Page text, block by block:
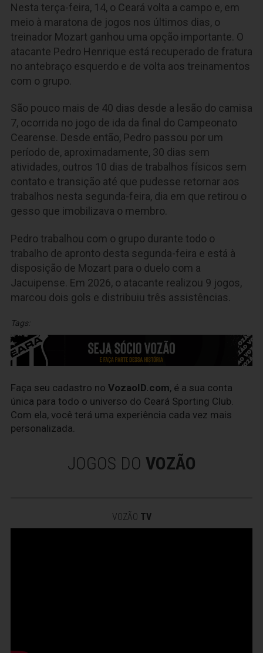
Nesta terça-feira, 14, o Ceará volta a campo e, em
meio à maratona de jogos nos últimos dias, o
treinador Mozart ganhou uma opção importante. O
atacante Pedro Henrique está recuperado de fratura
no antebraço esquerdo e de volta aos treinamentos
com o grupo.
São pouco mais de 40 dias desde a lesão do camisa
7, ocorrida no jogo de ida da final do Campeonato
Cearense. Desde então, Pedro passou por um
período de, aproximadamente, 30 dias sem
atividades, outros 10 dias de trabalhos físicos sem
contato e transição até que pudesse retornar aos
trabalhos nesta segunda-feira, dia em que retirou o
gesso que imobilizava o membro.
Pedro trabalhou com o grupo durante todo o
trabalho de apronto desta segunda-feira e está à
disposição de Mozart para o duelo com a
Jacuipense. Em 2026, o atacante realizou 9 jogos,
marcou dois gols e distribuiu três assistências.
Tags:
Faça seu cadastro no VozaoID.com, é a sua conta
única para todo o universo do Ceará Sporting Club.
Com ela, você terá uma experiência cada vez mais
personalizada.
JOGOS DO VOZÃO
VOZÃO TV